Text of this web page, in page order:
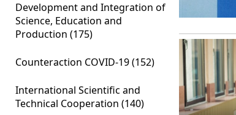
Development and Integration of
Science, Education and
Production (175)
Сounteraction COVID-19 (152)
International Scientific and
Technical Cooperation (140)